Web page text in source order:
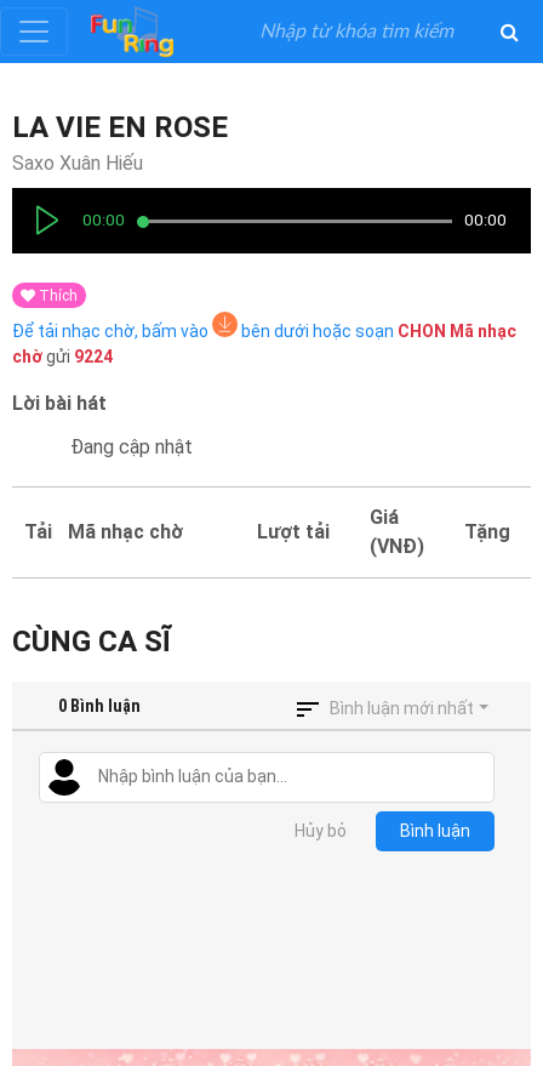
Đăng
ký
nhập
Thể
Loại
Nghệ
Mại
Dẫn
Funring
Nghiệp
LA VIE EN ROSE
Saxo Xuân Hiếu
00:00 00:00
Thích
Để tải nhạc chờ, bấm vào bên dưới hoặc soạn CHON Mã nhạc
chờgửi 9224
Lời bài hát
Đang cập nhật
Tải Mã nhạc chờ Lượt tải
Giá
(VNĐ)
Tặng
CÙNG CA SĨ
0 Bình luận Bình luận mới nhất
Hủy bỏ Bình luận